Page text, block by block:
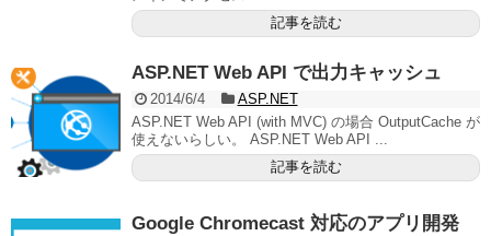
記事を読む
ASP.NET Web API で出力キャッシュ
2014/6/4
ASP.NET
ASP.NET Web API (with MVC) の場合 OutputCache が
使えないらしい。 ASP.NET Web API ...
記事を読む
Google Chromecast 対応のアプリ開発